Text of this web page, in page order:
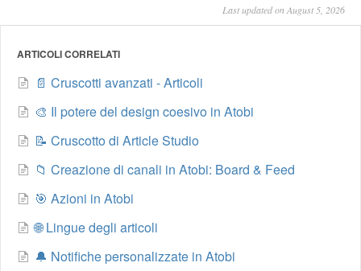
Last updated on August 5, 2026
ARTICOLI CORRELATI
📄 Cruscotti avanzati - Articoli
🎨 Il potere del design coesivo in Atobi
📝 Cruscotto di Article Studio
📁 Creazione di canali in Atobi: Board & Feed
🎯 Azioni in Atobi
🌐 Lingue degli articoli
🔔 Notifiche personalizzate in Atobi